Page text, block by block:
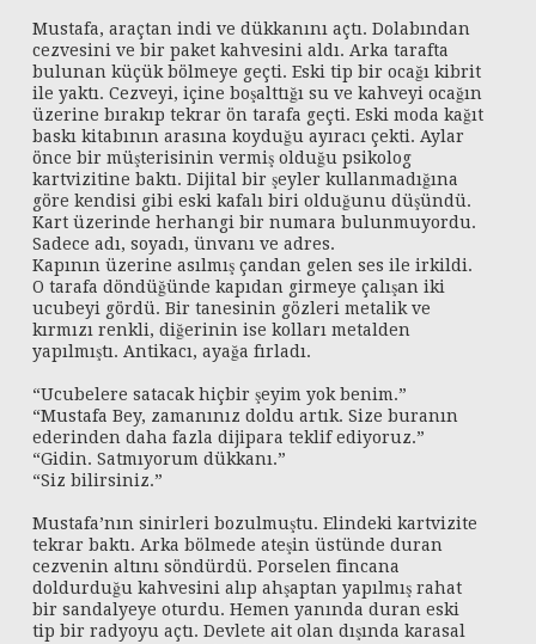
Mustafa, araçtan indi ve dükkanını açtı. Dolabından
cezvesini ve bir paket kahvesini aldı. Arka tarafta
bulunan küçük bölmeye geçti. Eski tip bir ocağı kibrit
ile yaktı. Cezveyi, içine boşalttığı su ve kahveyi ocağın
üzerine bırakıp tekrar ön tarafa geçti. Eski moda kağıt
baskı kitabının arasına koyduğu ayıracı çekti. Aylar
önce bir müşterisinin vermiş olduğu psikolog
kartvizitine baktı. Dijital bir şeyler kullanmadığına
göre kendisi gibi eski kafalı biri olduğunu düşündü.
Kart üzerinde herhangi bir numara bulunmuyordu.
Sadece adı, soyadı, ünvanı ve adres.
Kapının üzerine asılmış çandan gelen ses ile irkildi.
O tarafa döndüğünde kapıdan girmeye çalışan iki
ucubeyi gördü. Bir tanesinin gözleri metalik ve
kırmızı renkli, diğerinin ise kolları metalden
yapılmıştı. Antikacı, ayağa fırladı.
“Ucubelere satacak hiçbir şeyim yok benim.”
“Mustafa Bey, zamanınız doldu artık. Size buranın
ederinden daha fazla dijipara teklif ediyoruz.”
“Gidin. Satmıyorum dükkanı.”
“Siz bilirsiniz.”
Mustafa’nın sinirleri bozulmuştu. Elindeki kartvizite
tekrar baktı. Arka bölmede ateşin üstünde duran
cezvenin altını söndürdü. Porselen fincana
doldurduğu kahvesini alıp ahşaptan yapılmış rahat
bir sandalyeye oturdu. Hemen yanında duran eski
tip bir radyoyu açtı. Devlete ait olan dışında karasal